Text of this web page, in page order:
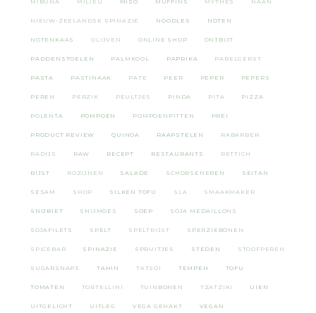
NIEUW-ZEELANDSE SPINAZIE NOODLES NOTEN
NOTENKAAS OLIJVEN ONLINE SHOP ONTBIJT
PADDENSTOELEN PALMKOOL PAPRIKA PARELGERST
PASTA PASTINAAK PATE PEER PEPER PEPERS
PEREN PERZIK PEULTJES PINDA PITA PIZZA
POLENTA POMPOEN POMPOENPITTEN PREI
PRODUCT REVIEW QUINOA RAAPSTELEN RABARBER
RADIJS RAW RECEPT RESTAURANTS RETTICH
RIJST ROZIJNEN SALADE SCHORSENEREN SEITAN
SESAM SHOP SILKEN TOFU SLA SMAAKMAKER
SNIJBIET SNIJMOES SOEP SOJA MEDAILLONS
SOJAFILETS SPELT SPELTRIJST SPERZIEBONEN
SPICEBAR SPINAZIE SPRUITJES STEDEN STOOFPEREN
SUGARSNAPS TAHIN TATSOI TEMPEH TOFU
TOMATEN TORTELLINI TUINBONEN TZATZIKI UIEN
UITGELICHT UITLEG VEGA GEHAKT VEGAN